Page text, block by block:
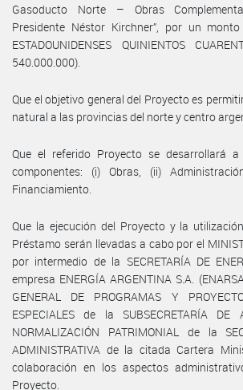
Gasoducto Norte – Obras
Presidente Néstor Kirchner”, por un
ESTADOUNIDENSES QUINIENTOS
540.000.000).
Que el objetivo general del Proyecto es
natural a las provincias del norte y centro
Que el referido Proyecto se desarrollará
componentes: (i) Obras, (ii)
Financiamiento.
Que la ejecución del Proyecto y la
Préstamo serán llevadas a cabo por el
por intermedio de la SECRETARÍA DE
empresa ENERGÍA ARGENTINA S.A.
GENERAL DE PROGRAMAS Y
ESPECIALES de la SUBSECRETARÍA DE
NORMALIZACIÓN PATRIMONIAL de la
ADMINISTRATIVA de la citada Cartera
colaboración en los aspectos
Proyecto.